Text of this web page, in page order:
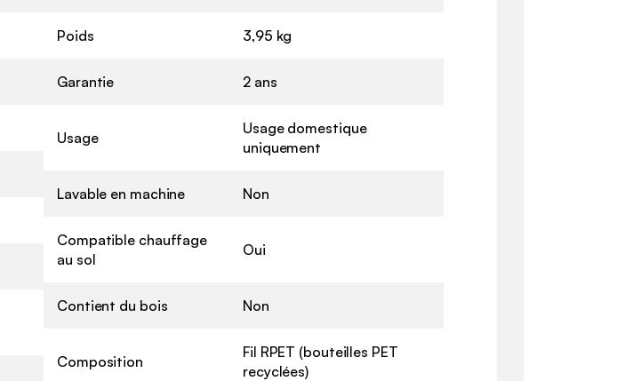
Poids 3,95 kg
Garantie 2 ans
Usage
Usage domestique
uniquement
Lavable en machine Non
Compatible chauffage
au sol
Oui
Contient du bois Non
Composition
Fil RPET (bouteilles PET
recyclées)